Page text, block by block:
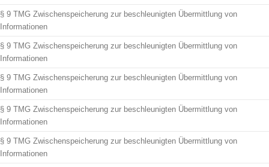
§ 9 TMG Zwischenspeicherung zur beschleunigten Übermittlung von
Informationen
§ 9 TMG Zwischenspeicherung zur beschleunigten Übermittlung von
Informationen
§ 9 TMG Zwischenspeicherung zur beschleunigten Übermittlung von
Informationen
§ 9 TMG Zwischenspeicherung zur beschleunigten Übermittlung von
Informationen
§ 9 TMG Zwischenspeicherung zur beschleunigten Übermittlung von
Informationen